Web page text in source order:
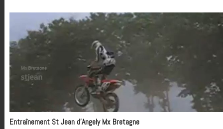
Entraînement St Jean d’Angely Mx Bretagne